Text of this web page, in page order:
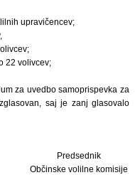
upravičencev;
22 volivcev;
za uvedbo samoprispevka za
saj je zanj glasovalo
Predsednik
Občinske volilne komisije